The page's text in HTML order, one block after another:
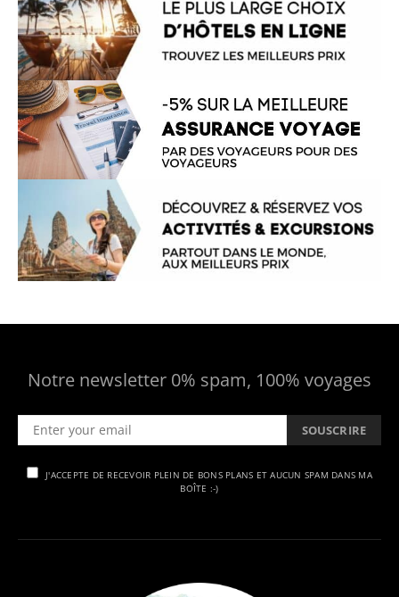
Notre newsletter 0% spam, 100% voyages
SOUSCRIRE
J'ACCEPTE DE RECEVOIR PLEIN DE BONS PLANS ET AUCUN SPAM DANS MA
BOÎTE :-)